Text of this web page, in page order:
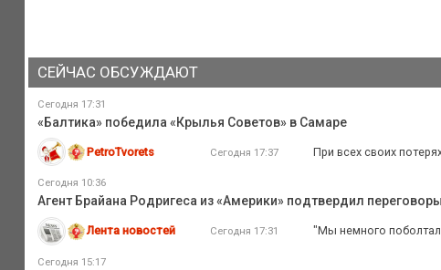
СЕЙЧАС ОБСУЖДАЮТ
Сегодня 17:31
«Балтика» победила «Крылья Советов» в Самаре
PetroTvorets Сегодня 17:37 При всех своих
Сегодня 10:36
Агент Брайана Родригеса из «Америки» подтвердил
Лента новостей Сегодня 17:31 "Мы немного
Сегодня 15:17